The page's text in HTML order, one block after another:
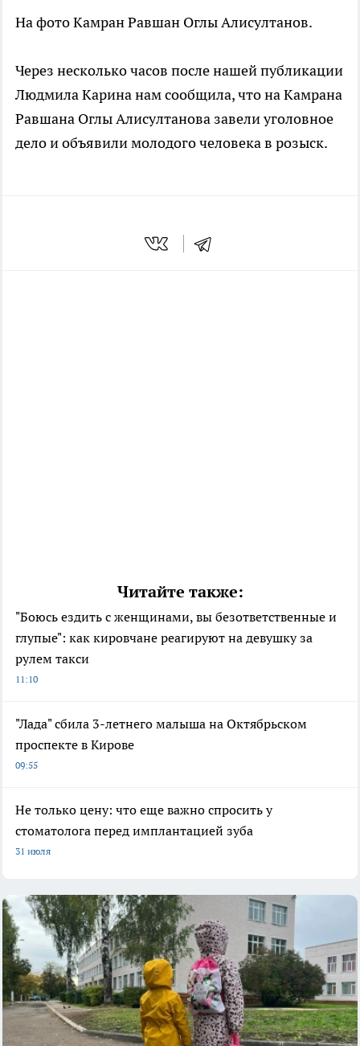
На фото Камран Равшан Оглы Алисултанов.
Через несколько часов после нашей публикации
Людмила Карина нам сообщила, что на Камрана
Равшана Оглы Алисултанова завели уголовное
дело и объявили молодого человека в розыск.
Читайте также:
"Боюсь ездить с женщинами, вы безответственные и
глупые": как кировчане реагируют на девушку за
рулем такси
11:10
"Лада" сбила 3-летнего малыша на Октябрьском
проспекте в Кирове
09:55
Не только цену: что еще важно спросить у
стоматолога перед имплантацией зуба
31 июля